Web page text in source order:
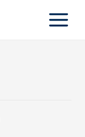
Main